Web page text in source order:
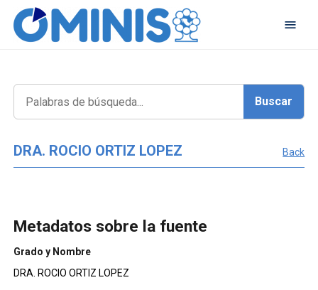
DRA. ROCIO ORTIZ LOPEZ Back
Metadatos sobre la fuente
Grado y Nombre
DRA. ROCIO ORTIZ LOPEZ